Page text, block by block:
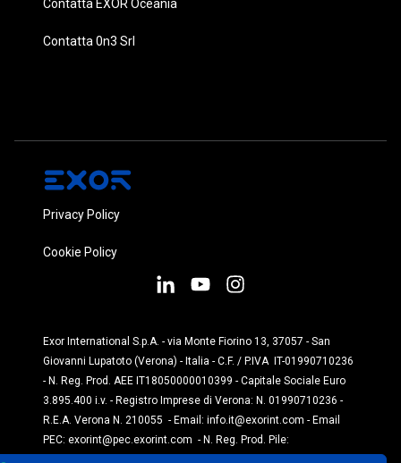
Contatta EXOR Oceania
Contatta 0n3 Srl
Privacy Policy
Cookie Policy
Exor International S.p.A. - via Monte Fiorino 13, 37057 - San
Giovanni Lupatoto (Verona) - Italia - C.F. / P.IVA IT-01990710236
- N. Reg. Prod. AEE IT18050000010399 - Capitale Sociale Euro
3.895.400 i.v. - Registro Imprese di Verona: N. 01990710236 -
R.E.A. Verona N. 210055 - Email: info.it@exorint.com - Email
PEC: exorint@pec.exorint.com - N. Reg. Prod. Pile: